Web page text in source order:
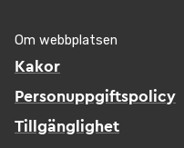
Om webbplatsen
Kakor
Personuppgiftspolicy
Tillgänglighet